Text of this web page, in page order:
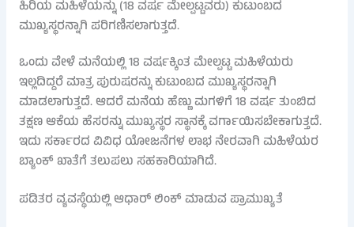
ಹಿರಿಯ ಮಹಿಳೆಯನ್ನು (18 ವರ್ಷ ಮೇಲ್ಪಟ್ಟವರು) ಕುಟುಂಬದ
ಮುಖ್ಯಸ್ಥರನ್ನಾಗಿ ಪರಿಗಣಿಸಲಾಗುತ್ತದೆ.
ಒಂದು ವೇಳೆ ಮನೆಯಲ್ಲಿ 18 ವರ್ಷಕ್ಕಿಂತ ಮೇಲ್ಪಟ್ಟ ಮಹಿಳೆಯರು
ಇಲ್ಲದಿದ್ದರೆ ಮಾತ್ರ ಪುರುಷರನ್ನು ಕುಟುಂಬದ ಮುಖ್ಯಸ್ಥರನ್ನಾಗಿ
ಮಾಡಲಾಗುತ್ತದೆ. ಆದರೆ ಮನೆಯ ಹೆಣ್ಣು ಮಗಳಿಗೆ 18 ವರ್ಷ ತುಂಬಿದ
ತಕ್ಷಣ ಆಕೆಯ ಹೆಸರನ್ನು ಮುಖ್ಯಸ್ಥರ ಸ್ಥಾನಕ್ಕೆ ವರ್ಗಾಯಿಸಬೇಕಾಗುತ್ತದೆ.
ಇದು ಸರ್ಕಾರದ ವಿವಿಧ ಯೋಜನೆಗಳ ಲಾಭ ನೇರವಾಗಿ ಮಹಿಳೆಯರ
ಬ್ಯಾಂಕ್ ಖಾತೆಗೆ ತಲುಪಲು ಸಹಕಾರಿಯಾಗಿದೆ.
ಪಡಿತರ ವ್ಯವಸ್ಥೆಯಲ್ಲಿ ಆಧಾರ್ ಲಿಂಕ್ ಮಾಡುವ ಪ್ರಾಮುಖ್ಯತೆ